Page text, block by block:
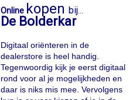
Online kopenbij...
De Bolderkar
Digitaal oriënteren in de
dealerstore is heel handig.
Tegenwoordig kijk je eerst digitaal
rond voor al je mogelijkheden en
daar is niks mis mee. Vervolgens